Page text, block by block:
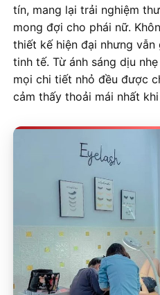
tín, mang lại trải nghiệm
mong đợi cho phái nữ.
thiết kế hiện đại nhưng
tinh tế. Từ ánh sáng dịu
mọi chi tiết nhỏ đều được
cảm thấy thoải mái nhất